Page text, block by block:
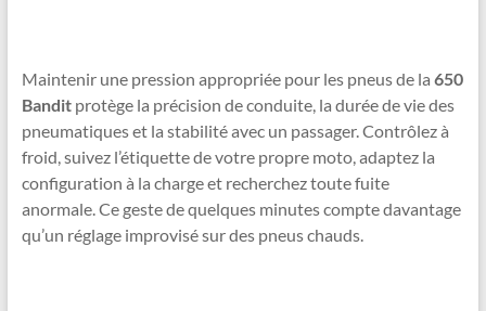
Maintenir une pression appropriée pour les pneus de la 650
Banditprotège la précision de conduite, la durée de vie des
pneumatiques et la stabilité avec un passager. Contrôlez à
froid, suivez l’étiquette de votre propre moto, adaptez la
configuration à la charge et recherchez toute fuite
anormale. Ce geste de quelques minutes compte davantage
qu’un réglage improvisé sur des pneus chauds.